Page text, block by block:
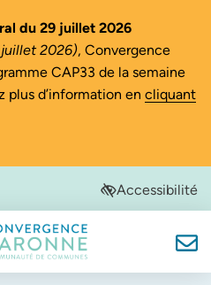
du 29 juillet 2026
2026), Convergence
CAP33 de la semaine
plus d’information en cliquant
onglet)onglet)
nouvel onglet)
un nouvel onglet)Accessibilité
Convergence Garonne